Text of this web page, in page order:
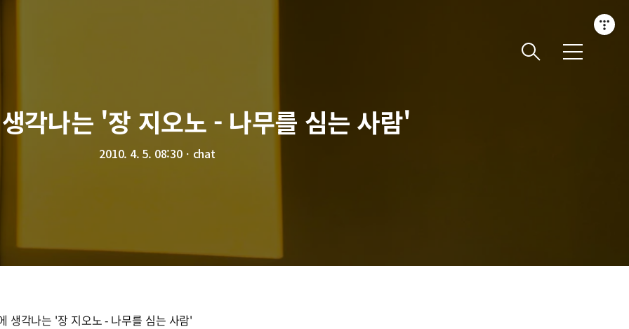
메
각나는 '장 지오노 - 나무를 심는 사람'
2010. 4. 5. 08:30ㆍ chat
생각나는 '장 지오노 - 나무를 심는 사람'